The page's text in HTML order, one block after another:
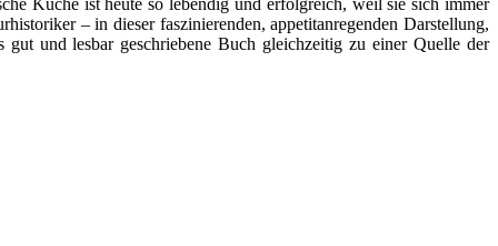
– in dieser faszinierenden, appetitanregenden Darstellung,
und lesbar geschriebene Buch gleichzeitig zu einer Quelle der